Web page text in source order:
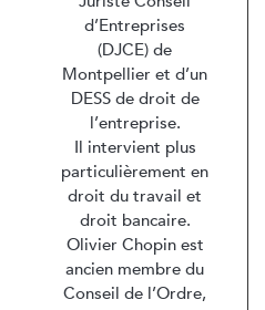
d’Entreprises
(DJCE) de
Montpellier et d’un
DESS de droit de
l’entreprise.
Il intervient plus
particulièrement en
droit du travail et
droit bancaire.
Olivier Chopin est
ancien membre du
Conseil de l’Ordre,